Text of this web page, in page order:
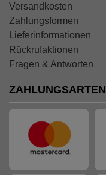
Versandkosten
Zahlungsformen
Lieferinformationen
Rückrufaktionen
Fragen & Antworten
ZAHLUNGSARTEN